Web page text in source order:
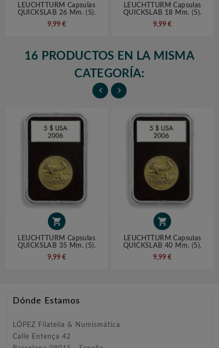
LEUCHTTURM Capsulas
QUICKSLAB 26 Mm. (5).
9,99 €
LEUCHTTURM Capsulas
QUICKSLAB 18 Mm. (5).
9,99 €
16 PRODUCTOS EN LA MISMA
CATEGORÍA:
 

LEUCHTTURM Capsulas
QUICKSLAB 35 Mm. (5).
9,99 €

LEUCHTTURM Capsulas
QUICKSLAB 40 Mm. (5).
9,99 €
Dónde Estamos
LÓPEZ Filatelia & Numismática
Calle Entença 42